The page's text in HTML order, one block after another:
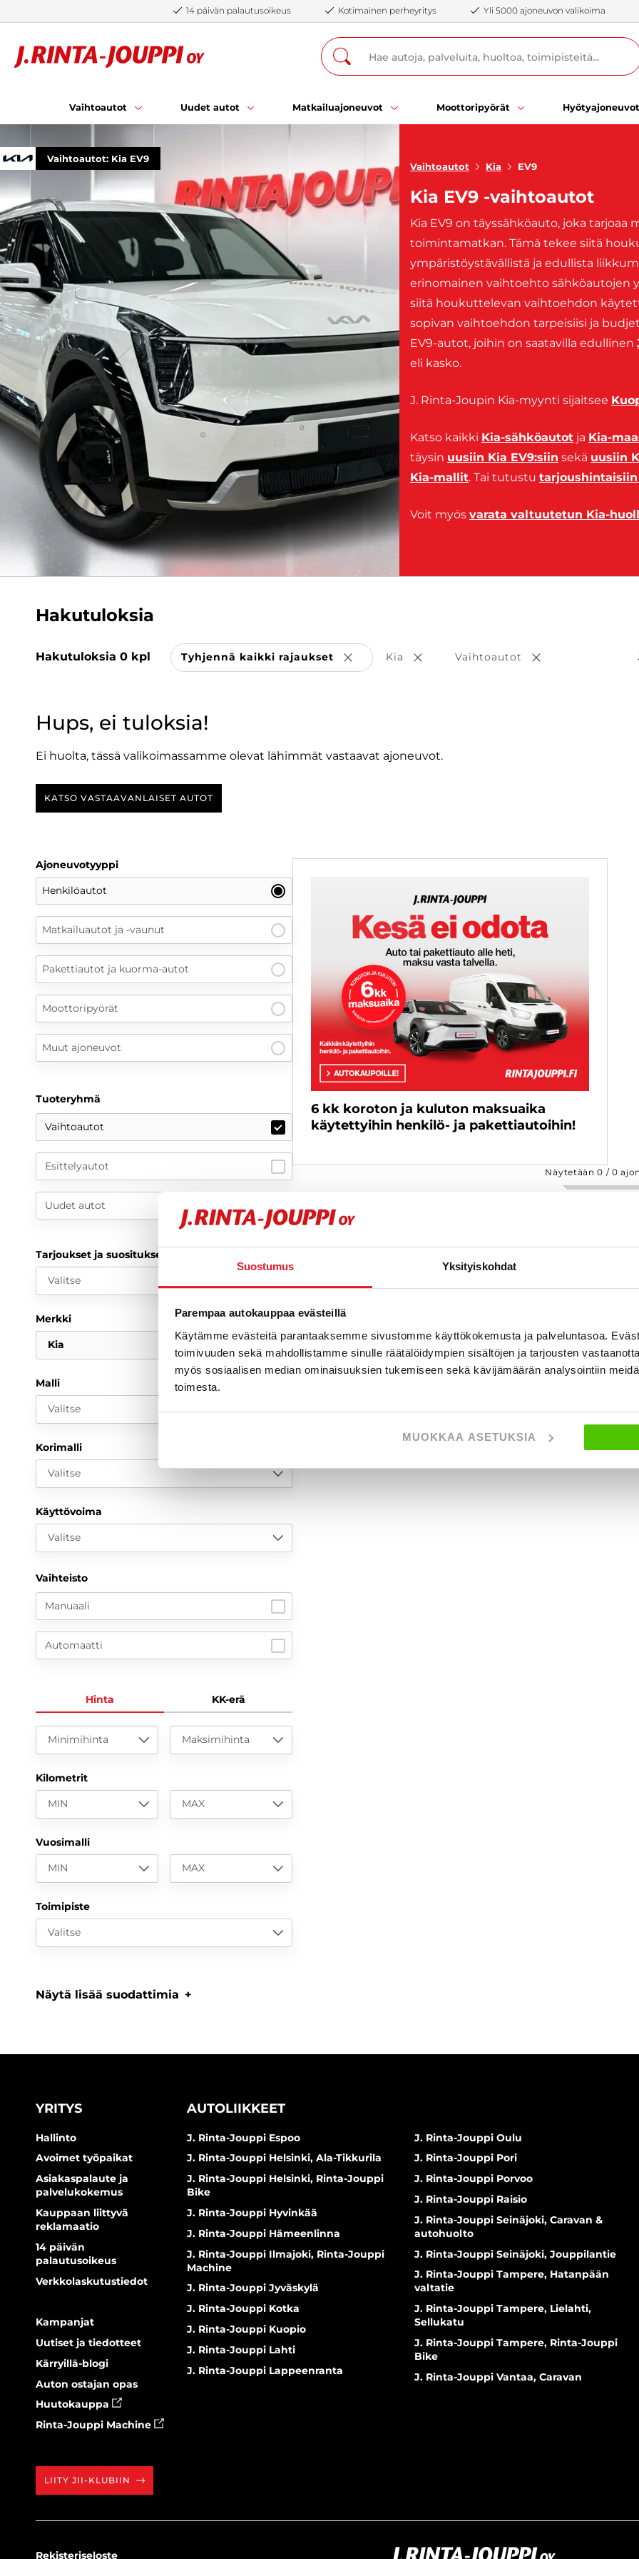
Suostumus Yksityiskohdat
Parempaa autokauppaa evästeillä
Käytämme evästeitä parantaaksemme sivustomme käyttökokemusta ja palveluntasoa.
toimivuuden sekä mahdollistamme sinulle räätälöidympien sisältöjen ja tarjousten
myös sosiaalisen median ominaisuuksien tukemiseen sekä kävijämäärän analysointiin
toimesta.
MUOKKAA ASETUKSIA
14 päivän palautusoikeus Kotimainen perheyritys Yli 5000 ajoneuvon valikoima
Vaihtoautot Uudet autot Matkailuajoneuvot Moottoripyörät Hyötyajoneuvot
Vaihtoautot: Kia EV9
Vaihtoautot Kia EV9
Kia EV9 -vaihtoautot
Kia EV9 on täyssähköauto, joka
toimintamatkan. Tämä tekee siitä
ympäristöystävällistä ja edullista
erinomainen vaihtoehto sähköautojen
siitä houkuttelevan vaihtoehdon
sopivan vaihtoehdon tarpeisiisi ja
EV9-autot, joihin on saatavilla edullinen
eli kasko.
J. Rinta-Joupin Kia-myynti sijaitsee
Katso kaikki Kia-sähköautot ja Kia-
täysin uusiin Kia EV9:siin sekä uusiin
Kia-mallit. Tai tutustu
Voit myös varata valtuutetun Kia-
Hakutuloksia
Hakutuloksia 0 kpl Tyhjennä kaikki rajaukset Poista valinta
Kia Poista valinta
Vaihtoautot Poista valinta
Hups, ei tuloksia!
Ei huolta, tässä valikoimassamme olevat lähimmät vastaavat ajoneuvot.
KATSO VASTAAVANLAISET AUTOT
Ajoneuvotyyppi
Henkilöautot
Matkailuautot ja -vaunut
Pakettiautot ja kuorma-autot
Moottoripyörät
Muut ajoneuvot
Tuoteryhmä
Vaihtoautot
Esittelyautot
Uudet autot
Tarjoukset ja suositukset
Valitse
Merkki
Kia
Malli
Valitse
Korimalli
Valitse
Käyttövoima
Valitse
Vaihteisto
Manuaali
Automaatti
Hinta KK-erä
Minimihinta Maksimihinta
Kilometrit
MIN MAX
Vuosimalli
MIN MAX
Toimipiste
Valitse
Näytä lisää suodattimia
6 kk koroton ja kuluton maksuaika
käytettyihin henkilö- ja pakettiautoihin!
Näytetään0 /0
YRITYS
Hallinto
Avoimet työpaikat
Asiakaspalaute ja
palvelukokemus
Kauppaan liittyvä
reklamaatio
14 päivän
palautusoikeus
Verkkolaskutustiedot
Kampanjat
Uutiset ja tiedotteet
Kärryillä-blogi
Auton ostajan opas
Huutokauppa
Rinta-Jouppi Machine
AUTOLIIKKEET
J. Rinta-Jouppi Espoo
J. Rinta-Jouppi Helsinki, Ala-Tikkurila
J. Rinta-Jouppi Helsinki, Rinta-Jouppi
Bike
J. Rinta-Jouppi Hyvinkää
J. Rinta-Jouppi Hämeenlinna
J. Rinta-Jouppi Ilmajoki, Rinta-Jouppi
Machine
J. Rinta-Jouppi Jyväskylä
J. Rinta-Jouppi Kotka
J. Rinta-Jouppi Kuopio
J. Rinta-Jouppi Lahti
J. Rinta-Jouppi Lappeenranta
J. Rinta-Jouppi Oulu
J. Rinta-Jouppi Pori
J. Rinta-Jouppi Porvoo
J. Rinta-Jouppi Raisio
J. Rinta-Jouppi Seinäjoki, Caravan &
autohuolto
J. Rinta-Jouppi Seinäjoki, Jouppilantie
J. Rinta-Jouppi Tampere, Hatanpään
valtatie
J. Rinta-Jouppi Tampere, Lielahti,
Sellukatu
J. Rinta-Jouppi Tampere, Rinta-Jouppi
Bike
J. Rinta-Jouppi Vantaa, Caravan
LIITY JII-KLUBIIN
Rekisteriseloste